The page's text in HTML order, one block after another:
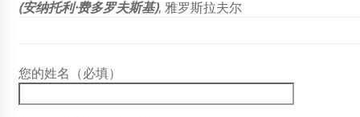
(安纳托利·费多罗夫斯基), 雅罗斯拉夫尔
您的姓名（必填）